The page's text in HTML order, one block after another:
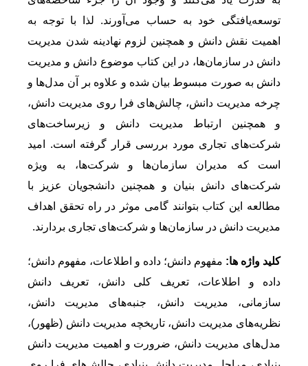
توسعه‌یافتگی خود به حساب می‌آورند. لذا با توجه به
اهمیت نقش دانش و همچنین لزوم نهادینه شدن مدیریت
دانش در سازمان‌ها، در این کتاب موضوع دانش و مدیریت
دانش به صورت مبسوط بیان شده و علاوه بر آن مدل‌ها و
چرخه مدیریت دانش، چالش‌های فرا روی مدیریت دانش،
و همچنین ارتباط مدیریت دانش و زیرساخت‌های
شرکت‌های تجاری مورد بررسی قرار گرفته است. امید
است که مدیران سازمان‌ها و شرکت‌ها، به ویژه
شرکت‌های دانش بنیان و همچنین دانشجویان عزیز با
مطالعه این کتاب بتوانند گامی موثر در راه تحقق اهداف
مدیریت دانش در سازمان‌ها و شرکت‌های تجاری بردارند.
کلید واژه ها: مفهوم دانش؛ داده و اطلاعات، مفهوم دانش؛
داده و اطلاعات، تعریف کلی دانش، تعریف دانش
سازمانی، مدیریت دانش، جنبه‌های مدیریت دانش،
نظریه‌های مدیریت دانش، تاریخچه مدیریت دانش (ظهور)،
مدل‌های مدیریت دانش، ضرورت و اهمیت مدیریت دانش